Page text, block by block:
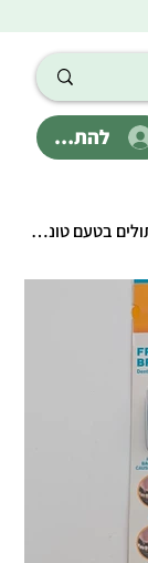
להתחבר
Arm & Hammer משחת שיניים אינזימית לגורי חתולים בטעם טונה וניחוח מנטה